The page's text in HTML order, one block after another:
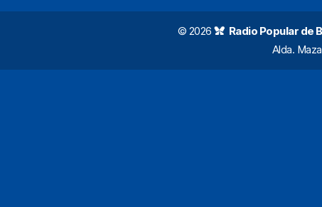
© 2026 Radio Popular de
Alda.